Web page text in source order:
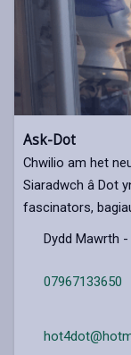
Ask-Dot
Chwilio am het
Siaradwch â Dot
fascinators,
Dydd Mawrth -
07967133650